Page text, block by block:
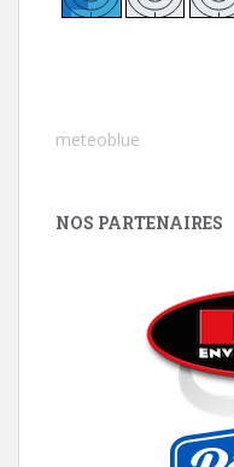
meteoblue
NOS PARTENAIRES